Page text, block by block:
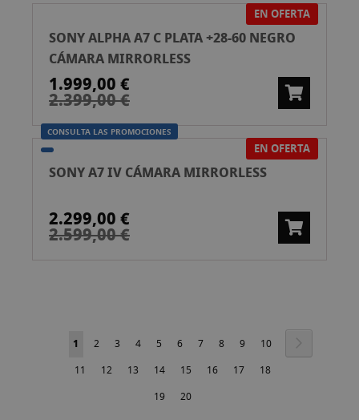
EN OFERTA
SONY ALPHA A7 C PLATA +28-60 NEGRO
CÁMARA MIRRORLESS
1.999,00 €
2.399,00 €
CONSULTA LAS PROMOCIONES
EN OFERTA
SONY A7 IV CÁMARA MIRRORLESS
2.299,00 €
2.599,00 €
Pàgina
Actualment
estàs
1 Pàgina
2 Pàgina
3 Pàgina
4 Pàgina
5 Pàgina
6 Pàgina
7 Pàgina
8 Pàgina
9 Pàgina
10
Pàgina
11 Pàgina
12 Pàgina
13 Pàgina
14 Pàgina
15 Pàgina
16 Pàgina
17 Pàgina
18
Pàgina
19 Pàgina
20